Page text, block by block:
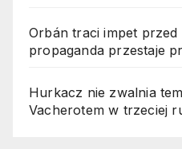
Orbán traci impet
propaganda przestaje
Hurkacz nie zwalnia
Vacherotem w trzeciej